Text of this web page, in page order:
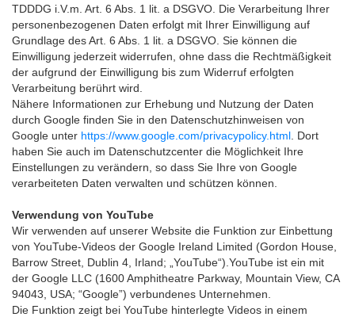
TDDDG i.V.m. Art. 6 Abs. 1 lit. a DSGVO. Die Verarbeitung Ihrer
personenbezogenen Daten erfolgt mit Ihrer Einwilligung auf
Grundlage des Art. 6 Abs. 1 lit. a DSGVO. Sie können die
Einwilligung jederzeit widerrufen, ohne dass die Rechtmäßigkeit
der aufgrund der Einwilligung bis zum Widerruf erfolgten
Verarbeitung berührt wird.
Nähere Informationen zur Erhebung und Nutzung der Daten
durch Google finden Sie in den Datenschutzhinweisen von
Google unter https://www.google.com/privacypolicy.html . Dort
haben Sie auch im Datenschutzcenter die Möglichkeit Ihre
Einstellungen zu verändern, so dass Sie Ihre von Google
verarbeiteten Daten verwalten und schützen können.
Verwendung von YouTube
Wir verwenden auf unserer Website die Funktion zur Einbettung
von YouTube-Videos der Google Ireland Limited (Gordon House,
Barrow Street, Dublin 4, Irland; „YouTube“).YouTube ist ein mit
der Google LLC (1600 Amphitheatre Parkway, Mountain View, CA
94043, USA; “Google”) verbundenes Unternehmen.
Die Funktion zeigt bei YouTube hinterlegte Videos in einem